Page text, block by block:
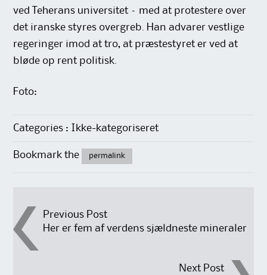
ved Teherans universitet – med at protestere over
det iranske styres overgreb. Han advarer vestlige
regeringer imod at tro, at præstestyret er ved at
bløde op rent politisk.
Foto:
Categories : Ikke-kategoriseret
Bookmark the permalink
Post
navigation
Previous Post
Her er fem af verdens sjældneste mineraler
Next Post